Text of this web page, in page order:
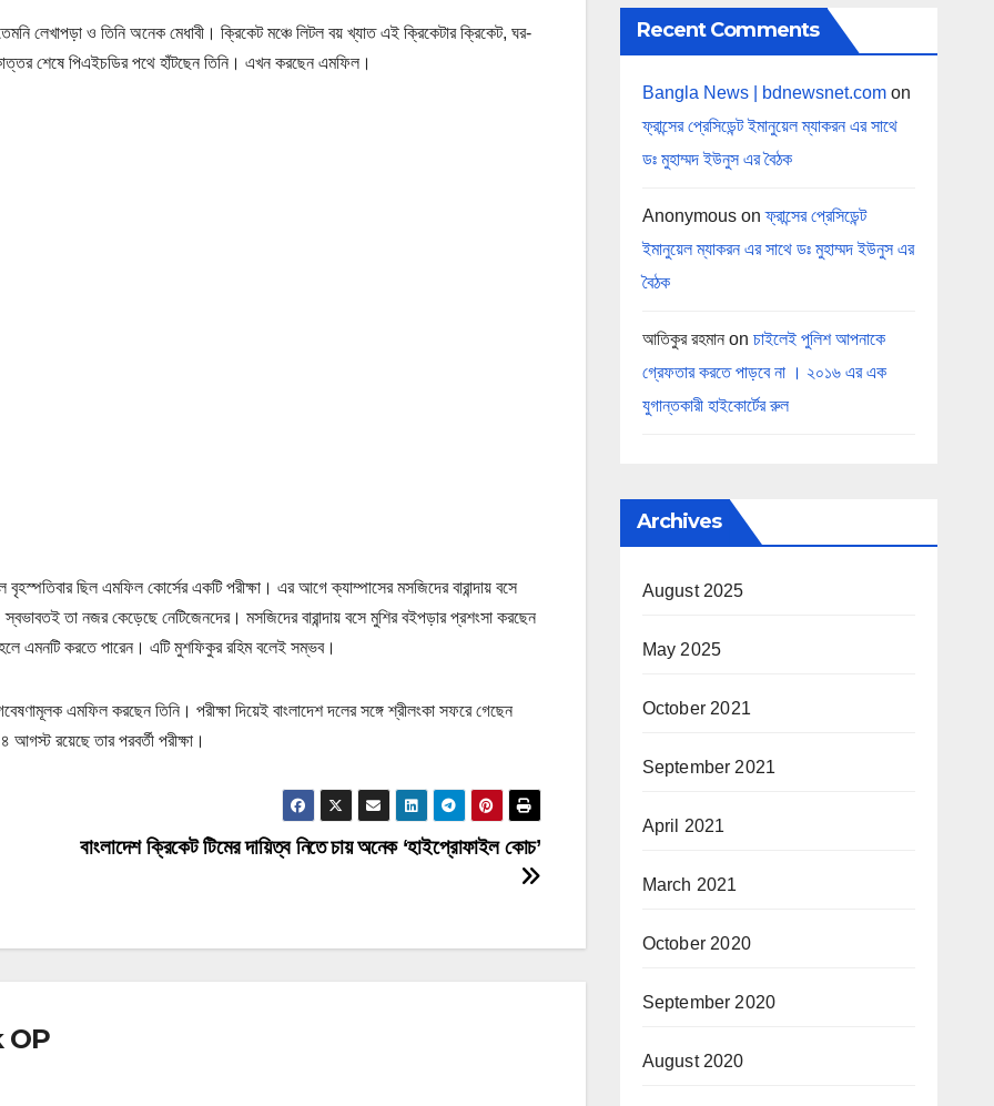
লেখাপড়া ও তিনি অনেক মেধাবী। ক্রিকেট মঞ্চে লিটল বয় খ্যাত এই ক্রিকেটার ক্রিকেট, ঘর-
শেষে পিএইচডির পথে হাঁটছেন তিনি। এখন করছেন এমফিল।
বৃহস্পতিবার ছিল এমফিল কোর্সের একটি পরীক্ষা। এর আগে ক্যাম্পাসের মসজিদের বারান্দায় বসে
তা নজর কেড়েছে নেটিজেনদের। মসজিদের বারান্দায় বসে মুশির বইপড়ার প্রশংসা করছেন
এমনটি করতে পারেন। এটি মুশফিকুর রহিম বলেই সম্ভব।
এমফিল করছেন তিনি। পরীক্ষা দিয়েই বাংলাদেশ দলের সঙ্গে শ্রীলংকা সফরে গেছেন
আগস্ট রয়েছে তার পরবর্তী পরীক্ষা।
বাংলাদেশ ক্রিকেট টিমের দায়িত্ব নিতে চায় অনেক ‘হাইপ্রোফাইল কোচ’
OP
Recent Comments
Bangla News | bdnewsnet.comon
ফ্রান্সের প্রেসিডেন্ট ইমানুয়েল ম্যাকরন এর সাথে
ডঃ মুহাম্মদ ইউনুস এর বৈঠক
Anonymousonফ্রান্সের প্রেসিডেন্ট
ইমানুয়েল ম্যাকরন এর সাথে ডঃ মুহাম্মদ ইউনুস এর
বৈঠক
আতিকুর রহমানon চাইলেই পুলিশ আপনাকে
গ্রেফতার করতে পাড়বে না । ২০১৬ এর এক
যুগান্তকারী হাইকোর্টের রুল
Archives
August 2025
May 2025
October 2021
September 2021
April 2021
March 2021
October 2020
September 2020
August 2020